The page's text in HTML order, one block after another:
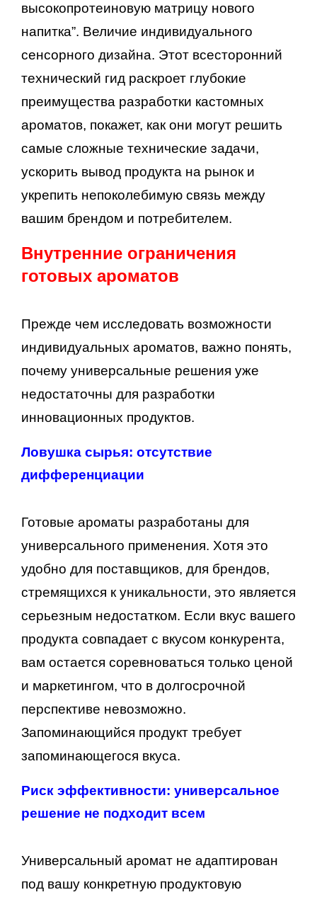
высокопротеиновую матрицу нового
напитка”. Величие индивидуального
сенсорного дизайна. Этот всесторонний
технический гид раскроет глубокие
преимущества разработки кастомных
ароматов, покажет, как они могут решить
самые сложные технические задачи,
ускорить вывод продукта на рынок и
укрепить непоколебимую связь между
вашим брендом и потребителем.
Внутренние ограничения
готовых ароматов
Прежде чем исследовать возможности
индивидуальных ароматов, важно понять,
почему универсальные решения уже
недостаточны для разработки
инновационных продуктов.
Ловушка сырья: отсутствие
дифференциации
Готовые ароматы разработаны для
универсального применения. Хотя это
удобно для поставщиков, для брендов,
стремящихся к уникальности, это является
серьезным недостатком. Если вкус вашего
продукта совпадает с вкусом конкурента,
вам остается соревноваться только ценой
и маркетингом, что в долгосрочной
перспективе невозможно.
Запоминающийся продукт требует
запоминающегося вкуса.
Риск эффективности: универсальное
решение не подходит всем
Универсальный аромат не адаптирован
под вашу конкретную продуктовую